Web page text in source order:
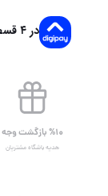
در ۴ قسط با دیجی‌پی
%۱۰ بازگشت وجه
هدیه باشگاه مشتریان